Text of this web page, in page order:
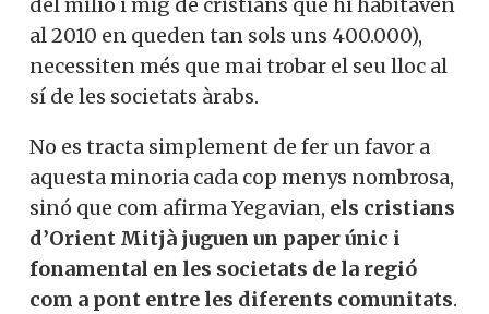
al 2010 en queden tan sols uns 400.000),
necessiten més que mai trobar el seu lloc al
sí de les societats àrabs.
No es tracta simplement de fer un favor a
aquesta minoria cada cop menys nombrosa,
sinó que com afirma Yegavian, els cristians
d’Orient Mitjà juguen un paper únic i
fonamental en les societats de la regió
com a pont entre les diferents comunitats.